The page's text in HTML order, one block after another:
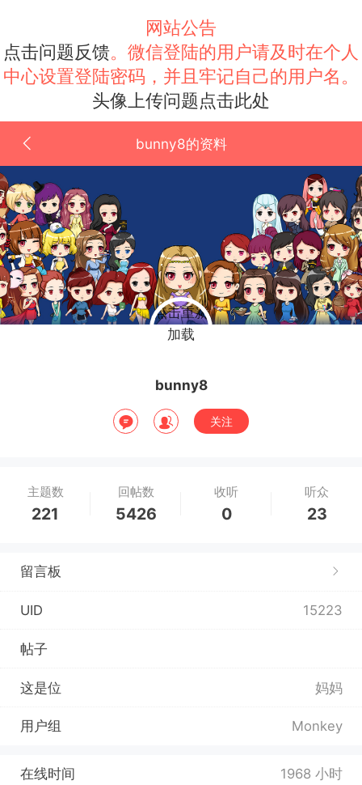
网站公告
点击问题反馈。微信登陆的用户请及时在个人
中心设置登陆密码，并且牢记自己的用户名。
头像上传问题点击此处
bunny8的资料
点击重新
加载
bunny8
关注
主题数
221
回帖数
5426
收听
0
听众
23
留言板
UID 15223
帖子
这是位 妈妈
用户组 Monkey
在线时间 1968 小时